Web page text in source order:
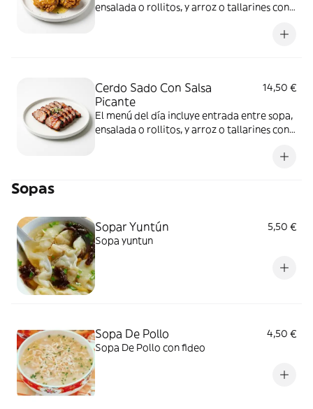
ensalada o rollitos, y arroz o tallarines con
Cerdo Sado Con Salsa
Picante
14,50 €
El menú del día incluye entrada entre sopa,
ensalada o rollitos, y arroz o tallarines con
Sopas
Sopar Yuntún
5,50 €
Sopa yuntun
Sopa De Pollo
4,50 €
Sopa De Pollo con fideo